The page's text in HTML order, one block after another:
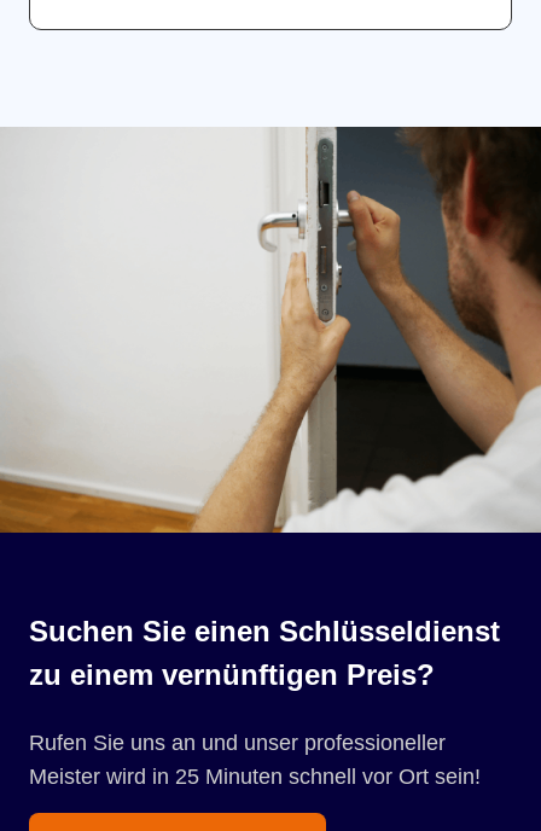
Suchen Sie einen Schlüsseldienst
zu einem vernünftigen Preis?
Rufen Sie uns an und unser professioneller
Meister wird in 25 Minuten schnell vor Ort sein!